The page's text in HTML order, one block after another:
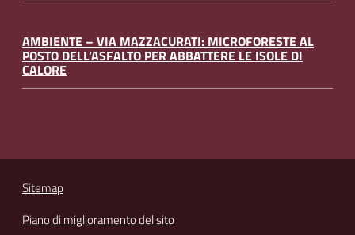
AMBIENTE – VIA MAZZACURATI: MICROFORESTE AL
POSTO DELL’ASFALTO PER ABBATTERE LE ISOLE DI
CALORE
Sitemap
Piano di miglioramento del sito